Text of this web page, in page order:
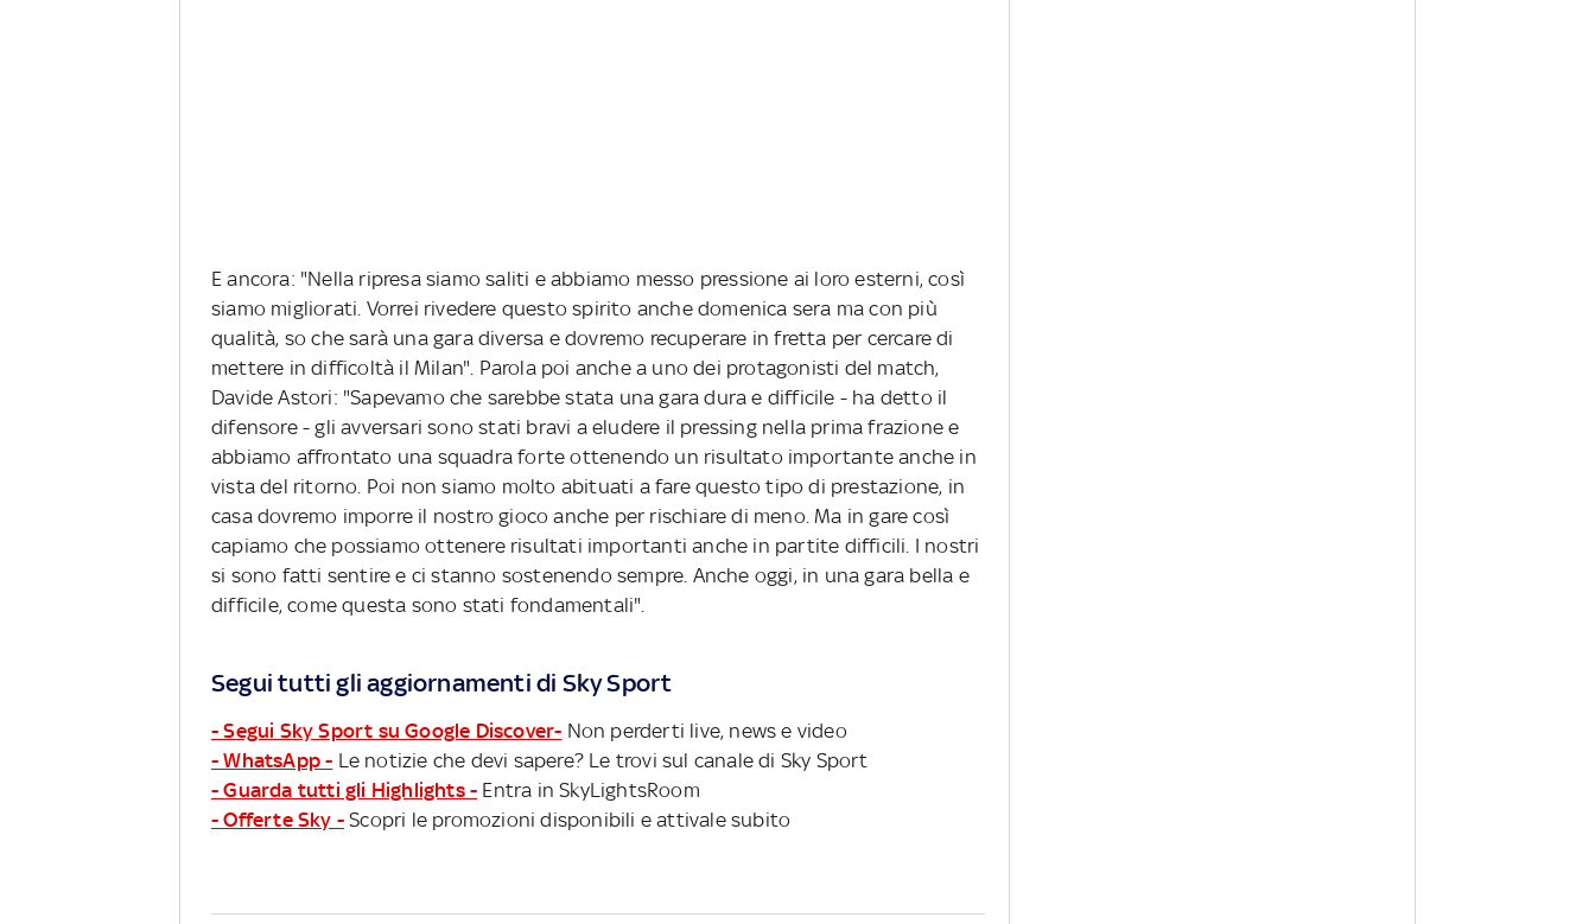
E ancora: "Nella ripresa siamo saliti e abbiamo messo pressione ai loro esterni, così
siamo migliorati. Vorrei rivedere questo spirito anche domenica sera ma con più
qualità, so che sarà una gara diversa e dovremo recuperare in fretta per cercare di
mettere in difficoltà il Milan". Parola poi anche a uno dei protagonisti del match,
Davide Astori: "Sapevamo che sarebbe stata una gara dura e difficile - ha detto il
difensore - gli avversari sono stati bravi a eludere il pressing nella prima frazione e
abbiamo affrontato una squadra forte ottenendo un risultato importante anche in
vista del ritorno. Poi non siamo molto abituati a fare questo tipo di prestazione, in
casa dovremo imporre il nostro gioco anche per rischiare di meno. Ma in gare così
capiamo che possiamo ottenere risultati importanti anche in partite difficili. I nostri
si sono fatti sentire e ci stanno sostenendo sempre. Anche oggi, in una gara bella e
difficile, come questa sono stati fondamentali".
Segui tutti gli aggiornamenti di Sky Sport
- Segui Sky Sport su Google Discover- Non perderti live, news e video
- WhatsApp - Le notizie che devi sapere? Le trovi sul canale di Sky Sport
- Guarda tutti gli Highlights - Entra in SkyLightsRoom
- Offerte Sky - Scopri le promozioni disponibili e attivale subito